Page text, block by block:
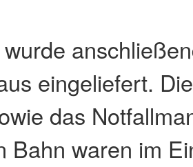
eingeliefert.
das
Bahn waren im